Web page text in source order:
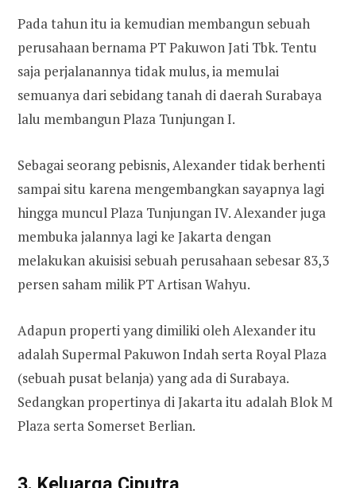
Pada tahun itu ia kemudian membangun sebuah
perusahaan bernama PT Pakuwon Jati Tbk. Tentu
saja perjalanannya tidak mulus, ia memulai
semuanya dari sebidang tanah di daerah Surabaya
lalu membangun Plaza Tunjungan I.
Sebagai seorang pebisnis, Alexander tidak berhenti
sampai situ karena mengembangkan sayapnya lagi
hingga muncul Plaza Tunjungan IV. Alexander juga
membuka jalannya lagi ke Jakarta dengan
melakukan akuisisi sebuah perusahaan sebesar 83,3
persen saham milik PT Artisan Wahyu.
Adapun properti yang dimiliki oleh Alexander itu
adalah Supermal Pakuwon Indah serta Royal Plaza
(sebuah pusat belanja) yang ada di Surabaya.
Sedangkan propertinya di Jakarta itu adalah Blok M
Plaza serta Somerset Berlian.